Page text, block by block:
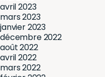
avril 2023
mars 2023
janvier 2023
décembre 2022
août 2022
avril 2022
mars 2022